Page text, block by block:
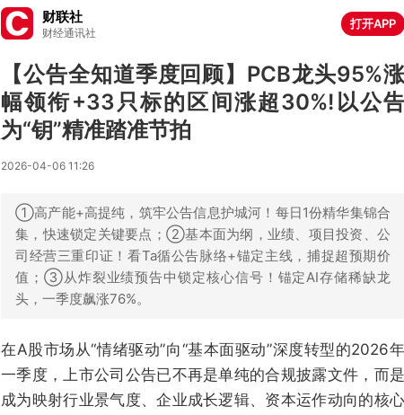
财联社
财经通讯社
打开APP
【公告全知道季度回顾】PCB龙头95%涨
幅领衔+33只标的区间涨超30%!以公告
为“钥”精准踏准节拍
2026-04-06 11:26
①高产能+高提纯，筑牢公告信息护城河！每日1份精华集锦合
集，快速锁定关键要点；②基本面为纲，业绩、项目投资、公
司经营三重印证！看Ta循公告脉络+锚定主线，捕捉超预期价
值；③从炸裂业绩预告中锁定核心信号！锚定AI存储稀缺龙
头，一季度飙涨76%。
在A股市场从“情绪驱动”向“基本面驱动”深度转型的2026年
一季度，上市公司公告已不再是单纯的合规披露文件，而是
成为映射行业景气度、企业成长逻辑、资本运作动向的核心